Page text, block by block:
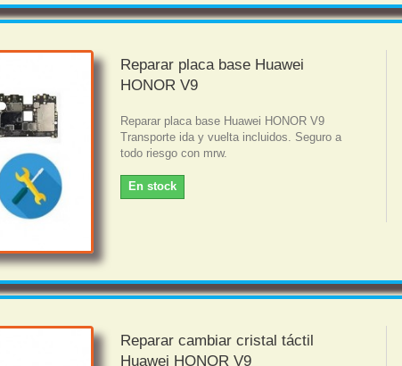
Reparar placa base Huawei
HONOR V9
Reparar placa base Huawei HONOR V9
Transporte ida y vuelta incluidos. Seguro a
todo riesgo con mrw.
En stock
Reparar cambiar cristal táctil
Huawei HONOR V9